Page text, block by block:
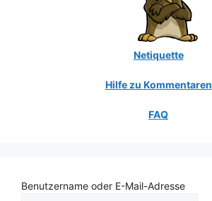
Netiquette
Hilfe zu Kommentaren
FAQ
Benutzername oder E-Mail-Adresse